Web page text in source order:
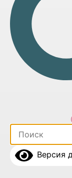
Версия